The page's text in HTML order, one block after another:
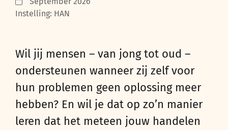
Instelling: HAN
Wil jij mensen – van jong tot oud –
ondersteunen wanneer zij zelf voor
hun problemen geen oplossing meer
hebben? En wil je dat op zo’n manier
leren dat het meteen jouw handelen